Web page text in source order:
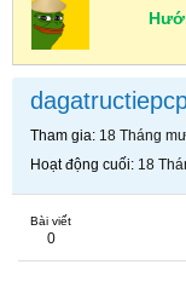
Tham gia 18 Tháng
Hoạt động cuối 18
Bài viết
0